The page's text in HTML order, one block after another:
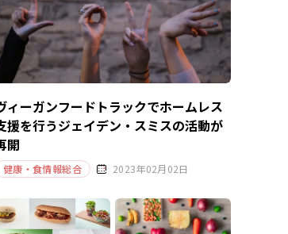
ィーガンフードトラックでホームレス
援を行うジェイデン・スミスの活動が
開
健康・食情報総合 2023年02月02日